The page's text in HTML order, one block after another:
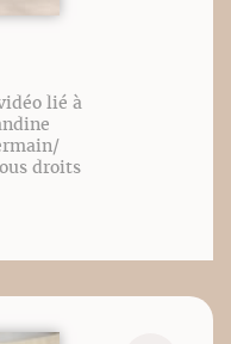
vidéo lié à
droits